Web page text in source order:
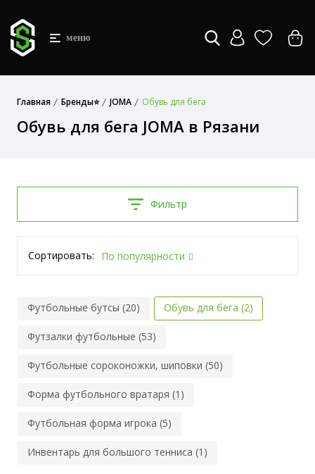
меню
Главная Бренды⭐ JOMA Обувь для бега
Обувь для бега JOMA в Рязани
Фильтр
Сортировать: По популярности
Футбольные бутсы (20) Обувь для бега (2)
Футзалки футбольные (53)
Футбольные сороконожки, шиповки (50)
Форма футбольного вратаря (1)
Футбольная форма игрока (5)
Инвентарь для большого тенниса (1)